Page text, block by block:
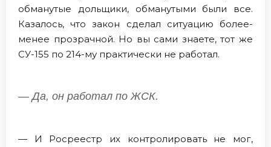
обманутые дольщики, обманутыми были все.
Казалось, что закон сделал ситуацию более-
менее прозрачной. Но вы сами знаете, тот же
СУ-155 по 214-му практически не работал.
— Да, он работал по ЖСК.
— И Росреестр их контролировать не мог,